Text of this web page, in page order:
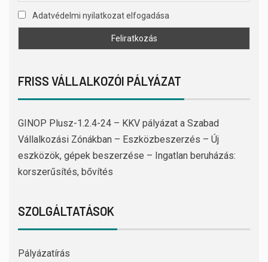
Adatvédelmi nyilatkozat elfogadása
FRISS VÁLLALKOZÓI PÁLYÁZAT
GINOP Plusz-1.2.4-24 – KKV pályázat a Szabad
Vállalkozási Zónákban – Eszközbeszerzés – Új
eszközök, gépek beszerzése – Ingatlan beruházás:
korszerűsítés, bővítés
SZOLGÁLTATÁSOK
Pályázatírás